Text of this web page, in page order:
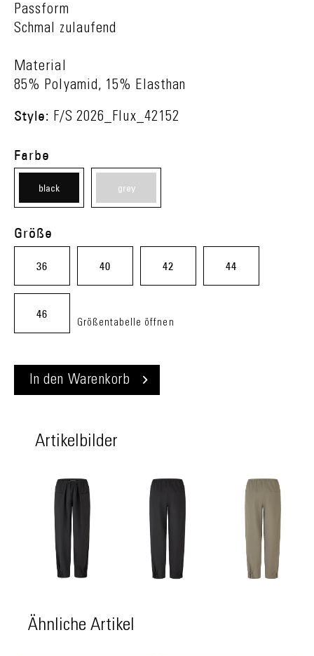
Passform
Schmal zulaufend
Material
85% Polyamid, 15% Elasthan
Style: F/S 2026_Flux_42152
Farbe
black grey
Größe
36 40 42 44
46
Größentabelle öffnen
In den Warenkorb
Artikelbilder
Ähnliche Artikel